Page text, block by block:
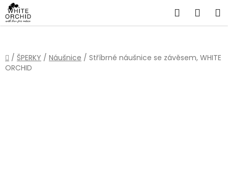
Přejít
na
obsah
Hledat
Domů
/ ŠPERKY / Náušnice / Stříbrné náušnice se závěsem, WHITE
ORCHID